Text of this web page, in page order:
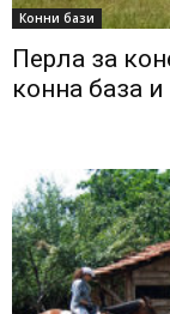
Конни бази
Перла за
конна база